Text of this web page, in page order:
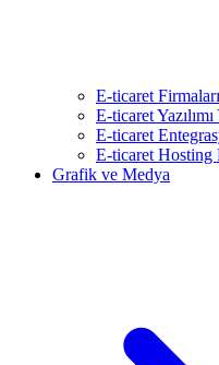
E-ticaret Firmaları
E-ticaret
E-ticaret
E-ticaret Hosting
Grafik ve Medya